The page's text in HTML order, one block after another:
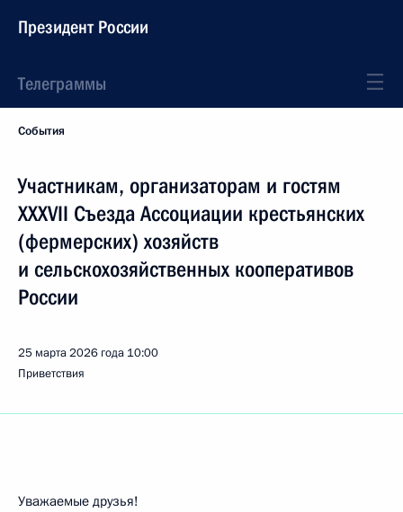
Президент России
Телеграммы
События
Участникам, организаторам и гостям
XXXVII Съезда Ассоциации крестьянских
(фермерских) хозяйств
и сельскохозяйственных кооперативов
России
25 марта 2026 года 10:00
Приветствия
Уважаемые друзья!